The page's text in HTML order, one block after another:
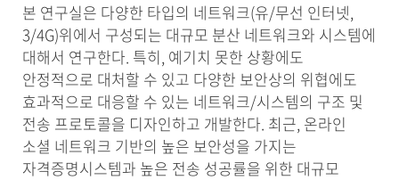
본 연구실은 다양한 타입의 네트워크(유/무선 인터넷,
3/4G)위에서 구성되는 대규모 분산 네트워크와 시스템에
대해서 연구한다. 특히, 예기치 못한 상황에도
안정적으로 대처할 수 있고 다양한 보안상의 위협에도
효과적으로 대응할 수 있는 네트워크/시스템의 구조 및
전송 프로토콜을 디자인하고 개발한다. 최근, 온라인
소셜 네트워크 기반의 높은 보안성을 가지는
자격증명시스템과 높은 전송 성공률을 위한 대규모